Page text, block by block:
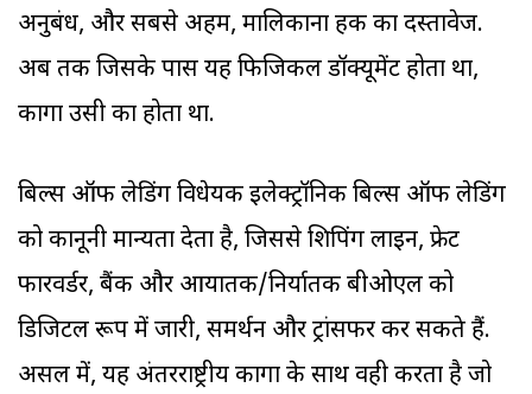
अनुबंध, और सबसे अहम, मालिकाना हक का दस्तावेज.
अब तक जिसके पास यह फिजिकल डॉक्यूमेंट होता था,
कार्गो उसी का होता था.
बिल्स ऑफ लेडिंग विधेयक इलेक्ट्रॉनिक बिल्स ऑफ लेडिंग
को कानूनी मान्यता देता है, जिससे शिपिंग लाइन, फ्रेट
फारवर्डर, बैंक और आयातक/निर्यातक बीओएल को
डिजिटल रूप में जारी, समर्थन और ट्रांसफर कर सकते हैं.
असल में, यह अंतरराष्ट्रीय कार्गो के साथ वही करता है जो